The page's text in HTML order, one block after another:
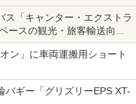
ス「キャンター・エクストラ
ースの観光・旅客輸送向け
ン」に車両運搬用ショート
バギー「グリズリーEPS XT-